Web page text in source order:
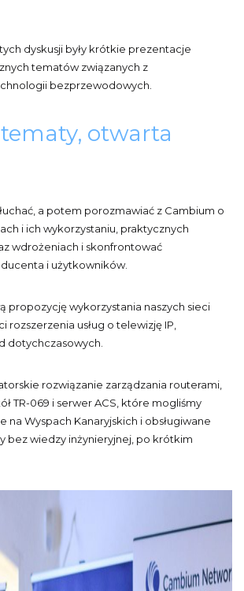
dyskusji były krótkie prezentacje
tematów związanych z
bezprzewodowych.
otwarta
a potem porozmawiać z Cambium o
i ich wykorzystaniu, praktycznych
wdrożeniach i skonfrontować
i użytkowników.
propozycję wykorzystania naszych sieci
rozszerzenia usług o telewizję IP,
dotychczasowych.
rozwiązanie zarządzania routerami,
TR-069 i serwer ACS, które mogliśmy
na Wyspach Kanaryjskich i obsługiwane
bez wiedzy inżynieryjnej, po krótkim